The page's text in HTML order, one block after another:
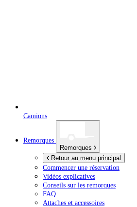
Camions
Remorques
Remorques
Retour au menu principal
Commencer une réservation
Vidéos explicatives
Conseils sur les remorques
FAQ
Attaches et accessoires